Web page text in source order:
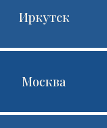
Иркутск
Москва